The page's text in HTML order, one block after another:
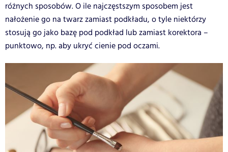
różnych sposobów. O ile najczęstszym sposobem jest
nałożenie go na twarz zamiast podkładu, o tyle niektórzy
stosują go jako bazę pod podkład lub zamiast korektora –
punktowo, np. aby ukryć cienie pod oczami.